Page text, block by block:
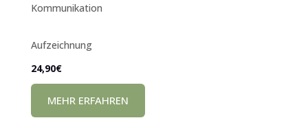
Kommunikation
Aufzeichnung
24,90€
MEHR ERFAHREN